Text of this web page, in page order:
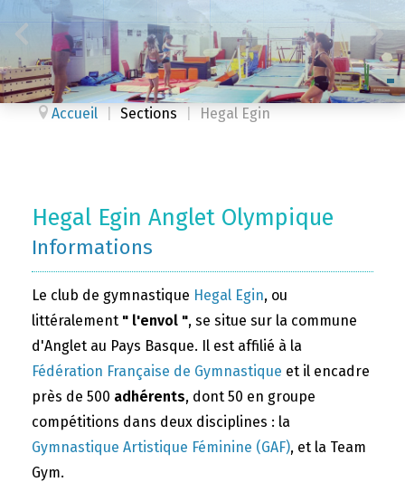
Accueil Sections Hegal Egin
Hegal Egin Anglet Olympique
Informations
Le club de gymnastique Hegal Egin, ou
littéralement " l'envol ", se situe sur la commune
d'Anglet au Pays Basque. Il est affilié à la
Fédération Française de Gymnastique et il encadre
près de 500 adhérents, dont 50 en groupe
compétitions dans deux disciplines : la
Gymnastique Artistique Féminine (GAF), et la Team
Gym.